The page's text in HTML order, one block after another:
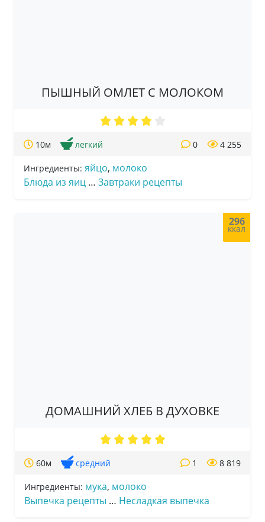
ПЫШНЫЙ ОМЛЕТ С МОЛОКОМ
10м легкий 4 255
0
Ингредиенты: яйцо, молоко
Блюда из яиц … Завтраки рецепты
296
ккал
ДОМАШНИЙ ХЛЕБ В ДУХОВКЕ
60м средний 8 819
1
Ингредиенты: мука, молоко
Выпечка рецепты … Несладкая выпечка